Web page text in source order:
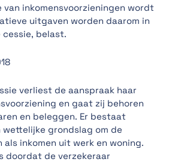
inkomensvoorzieningen wordt
uitgaven worden daarom in
cessie, belast.
verliest de aanspraak haar
en gaat zij behoren
en beleggen. Er bestaat
wettelijke grondslag om de
inkomen uit werk en woning.
doordat de verzekeraar